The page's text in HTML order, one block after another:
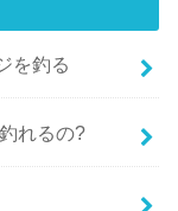
を釣る
れるの?